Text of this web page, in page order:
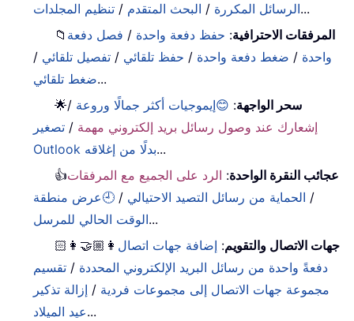
الرسائل المكررة / البحث المتقدم / تنظيم المجلدات
...
📁
المرفقات الاحترافية: حفظ دفعة واحدة / فصل دفعة
واحدة / ضغط دفعة واحدة / حفظ تلقائي / تفصيل تلقائي /
ضغط تلقائي...
🌟
سحر الواجهة: 😊إيموجيات أكثر جمالًا وروعة /
إشعارك عند وصول رسائل بريد إلكتروني مهمة / تصغير
Outlook بدلًا من إغلاقه...
👍
عجائب النقرة الواحدة: الرد على الجميع مع المرفقات
/ الحماية من رسائل التصيد الاحتيالي / 🕘عرض منطقة
الوقت الحالي للمرسل...
👩🏼‍🤝‍👩🏻
جهات الاتصال والتقويم: إضافة جهات اتصال
دفعةً واحدة من رسائل البريد الإلكتروني المحددة / تقسيم
مجموعة جهات الاتصال إلى مجموعات فردية / إزالة تذكير
عيد الميلاد...